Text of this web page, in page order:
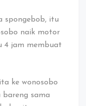
spongebob, itu
naik motor
4 jam membuat
ke wonosobo
sama